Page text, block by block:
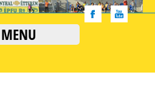
MENU